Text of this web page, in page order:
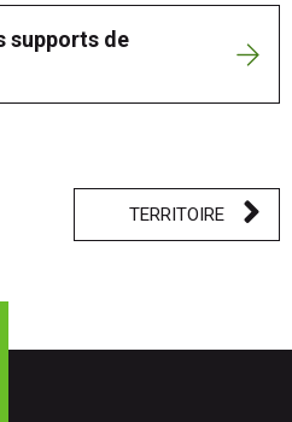
supports de
TERRITOIRE